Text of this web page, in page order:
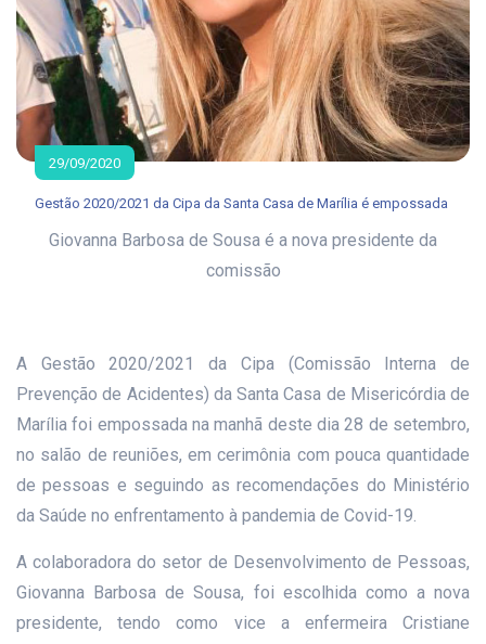
29/09/2020
Gestão 2020/2021 da Cipa da Santa Casa de Marília é empossada
Giovanna Barbosa de Sousa é a nova presidente da
comissão
A Gestão 2020/2021 da Cipa (Comissão Interna de
Prevenção de Acidentes) da Santa Casa de Misericórdia de
Marília foi empossada na manhã deste dia 28 de setembro,
no salão de reuniões, em cerimônia com pouca quantidade
de pessoas e seguindo as recomendações do Ministério
da Saúde no enfrentamento à pandemia de Covid-19.
A colaboradora do setor de Desenvolvimento de Pessoas,
Giovanna Barbosa de Sousa, foi escolhida como a nova
presidente, tendo como vice a enfermeira Cristiane